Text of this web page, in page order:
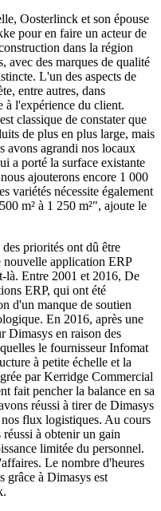
Oosterlinck et son épouse
pour en faire un acteur de
dans la région
avec des marques de qualité
L'un des aspects de
entre autres, dans
à l'expérience du client.
classique de constater que
de plus en plus large, mais
avons agrandi nos locaux
a porté la surface existante
ajouterons encore 1 000
variétés nécessite également
m² à 1 250 m²", ajoute le
priorités ont dû être
nouvelle application ERP
là. Entre 2001 et 2016, De
ERP, qui ont été
d'un manque de soutien
En 2016, après une
Dimasys en raison des
le fournisseur Infomat
à petite échelle et la
par Kerridge Commercial
fait pencher la balance en sa
réussi à tirer de Dimasys
flux logistiques. Au cours
réussi à obtenir un gain
limitée du personnel.
Le nombre d'heures
grâce à Dimasys est